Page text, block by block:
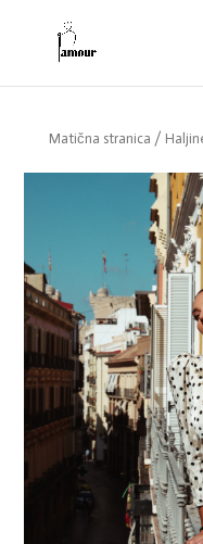
Matična stranica /